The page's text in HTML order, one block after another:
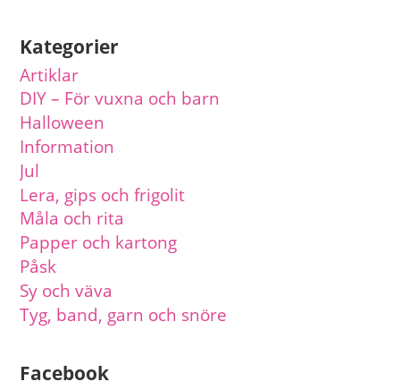
Kategorier
Artiklar
DIY – För vuxna och barn
Halloween
Information
Jul
Lera, gips och frigolit
Måla och rita
Papper och kartong
Påsk
Sy och väva
Tyg, band, garn och snöre
Facebook